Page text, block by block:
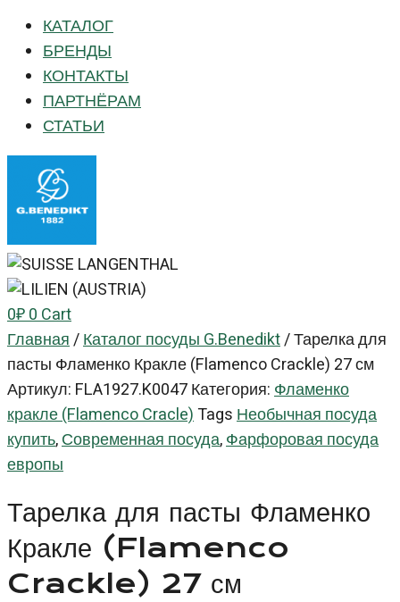
КАТАЛОГ
БРЕНДЫ
КОНТАКТЫ
ПАРТНЁРАМ
СТАТЬИ
0₽0Cart
Главная/Каталог посуды G.Benedikt/Тарелка для
пасты Фламенко Кракле (Flamenco Crackle) 27 см
Артикул: FLA1927.K0047Категория:Фламенко
кракле (Flamenco Cracle)TagsНеобычная посуда
купить,Современная посуда,Фарфоровая посуда
европы
Тарелка для пасты Фламенко
Кракле (Flamenco
Crackle) 27 см